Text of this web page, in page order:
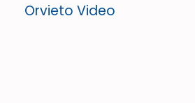
Orvieto Video